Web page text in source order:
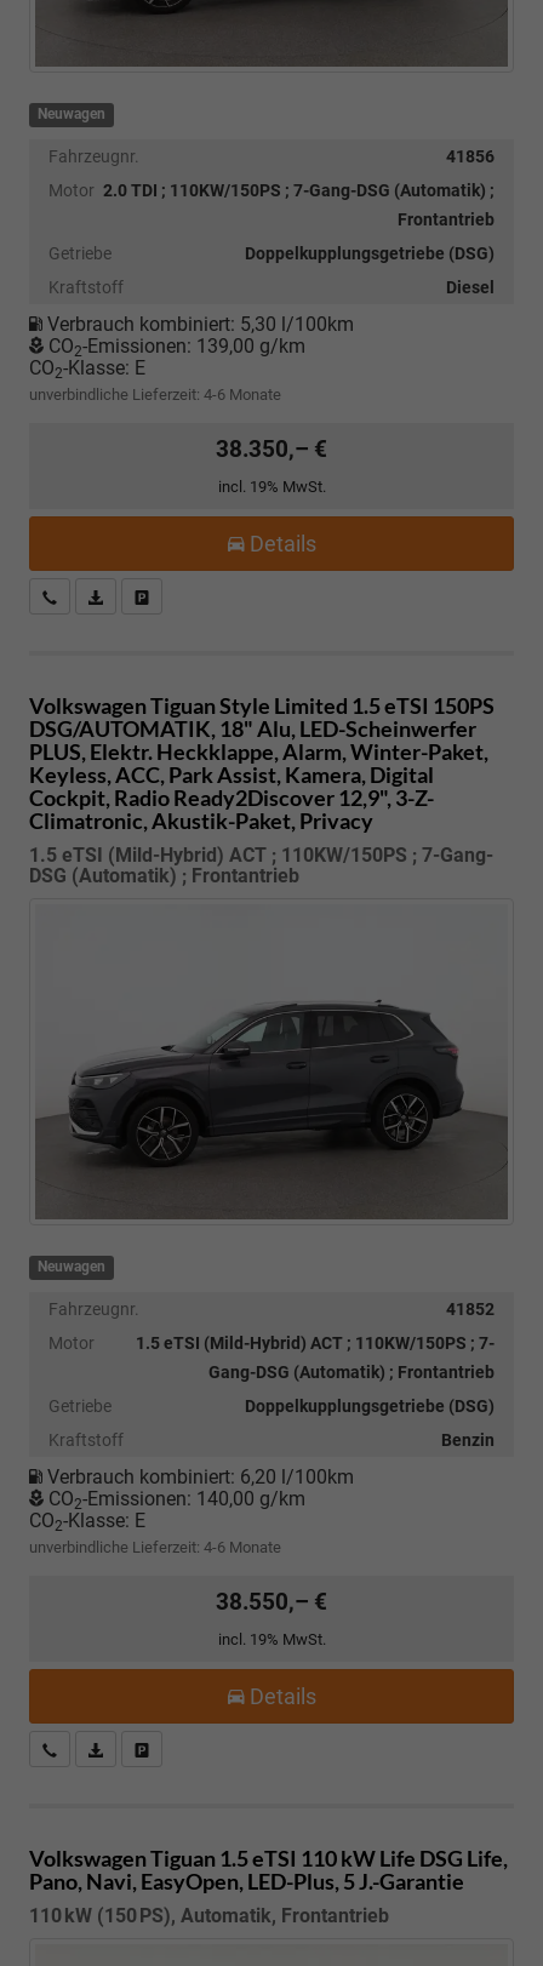
Neuwagen
Fahrzeugnr.
41856
Motor 2.0 TDI ; 110KW/150PS ; 7-Gang-DSG (Automatik) ;
Frontantrieb
Getriebe
Doppelkupplungsgetriebe (DSG)
Kraftstoff
Diesel
Verbrauch kombiniert: 5,30 l/100km
CO2-Emissionen: 139,00 g/km
CO2-Klasse: E
unverbindliche Lieferzeit: 4-6 Monate
38.350,– €
incl. 19% MwSt.
Details
Kostenloser Rückruf-Service
PDF-Datei, Fahrzeugexposé drucken
Volkswagen TiguanStyle Limited 1.5 eTSI 150PS
DSG/AUTOMATIK, 18" Alu, LED-Scheinwerfer
PLUS, Elektr. Heckklappe, Alarm, Winter-Paket,
Keyless, ACC, Park Assist, Kamera, Digital
Cockpit, Radio Ready2Discover 12,9", 3-Z-
Climatronic, Akustik-Paket, Privacy
1.5 eTSI (Mild-Hybrid) ACT ; 110KW/150PS ; 7-Gang-
DSG (Automatik) ; Frontantrieb
Neuwagen
Fahrzeugnr.
41852
Motor
1.5 eTSI (Mild-Hybrid) ACT ; 110KW/150PS ; 7-
Gang-DSG (Automatik) ; Frontantrieb
Getriebe
Doppelkupplungsgetriebe (DSG)
Kraftstoff
Benzin
Verbrauch kombiniert: 6,20 l/100km
CO2-Emissionen: 140,00 g/km
CO2-Klasse: E
unverbindliche Lieferzeit: 4-6 Monate
38.550,– €
incl. 19% MwSt.
Details
Kostenloser Rückruf-Service
PDF-Datei, Fahrzeugexposé drucken
Volkswagen Tiguan1.5 eTSI 110 kW Life DSG Life,
Pano, Navi, EasyOpen, LED-Plus, 5 J.-Garantie
110 kW (150 PS), Automatik, Frontantrieb